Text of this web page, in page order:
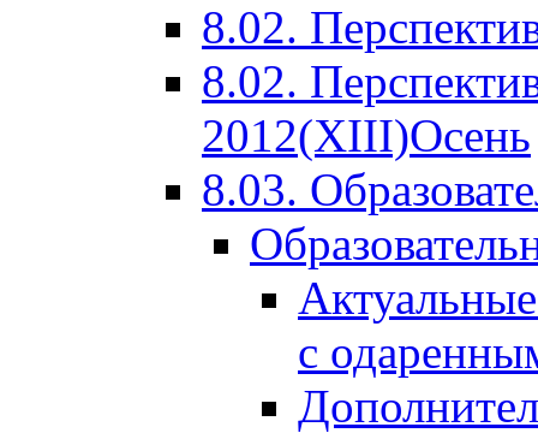
8.02.
8.02.
2012(XIII)Осень
8.03.
с